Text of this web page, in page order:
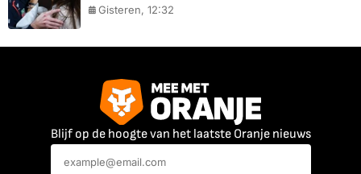
Gisteren, 12:32
Blijf op de hoogte van het laatste Oranje nieuws